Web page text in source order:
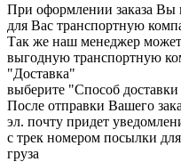
При оформлении заказа Вы
для Вас транспортную
Так же наш менеджер может
выгодную транспортную
"Доставка"
выберите "Способ
После отправки Вашего
эл. почту придет
с трек номером посылки
груза